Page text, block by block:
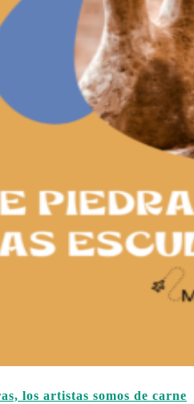
los artistas somos de carne